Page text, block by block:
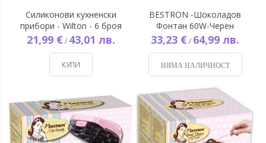
Силиконови кухненски
прибори - Wilton - 6 броя
21,99 € / 43,01 лв.
КУПИ
BESTRON -Шоколадов
Фонтан 60W-Черен
33,23 € / 64,99 лв.
НЯМА НАЛИЧНОСТ